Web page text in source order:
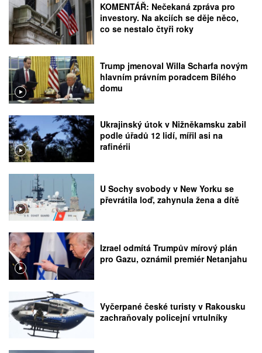
KOMENTÁŘ: Nečekaná zpráva pro
investory. Na akciích se děje něco,
co se nestalo čtyři roky
Trump jmenoval Willa Scharfa novým
hlavním právním poradcem Bílého
domu
Ukrajinský útok v Nižněkamsku zabil
podle úřadů 12 lidí, mířil asi na
rafinérii
U Sochy svobody v New Yorku se
převrátila loď, zahynula žena a dítě
Izrael odmítá Trumpův mírový plán
pro Gazu, oznámil premiér Netanjahu
Vyčerpané české turisty v Rakousku
zachraňovaly policejní vrtulníky